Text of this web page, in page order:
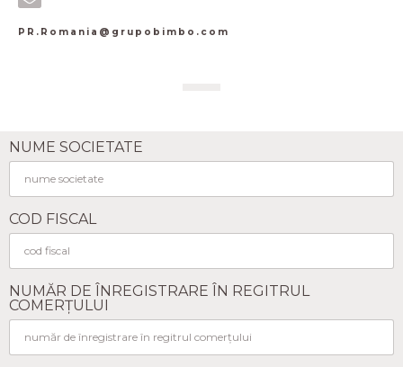
PR.Romania@grupobimbo.com
NUME SOCIETATE
COD FISCAL
NUMĂR DE ÎNREGISTRARE ÎN REGITRUL
COMERȚULUI